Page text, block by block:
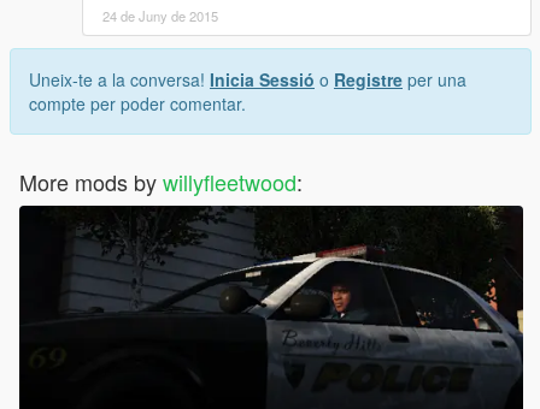
24 de Juny de 2015
Uneix-te a la conversa! Inicia Sessió o Registre per una
compte per poder comentar.
More mods bywillyfleetwood: